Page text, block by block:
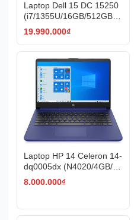
Laptop Dell 15 DC 15250
(i7/1355U/16GB/512GBS
SD/15.6"/FHD/Win11/Silve
r_MCW52) NK
19.990.000₫
Laptop HP 14 Celeron 14-
dq0005dx (N4020/4GB/64
GB/14icnh/HD/Webcam/Bl
ue)
8.000.000₫